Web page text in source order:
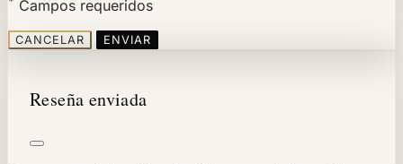
Campos requeridos
CANCELAR ENVIAR
Reseña enviada